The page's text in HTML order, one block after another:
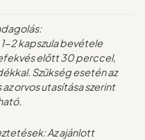
2 kapszula bevétele
előtt 30 perccel,
Szükség esetén az
orvos utasítása szerint
Az ajánlott